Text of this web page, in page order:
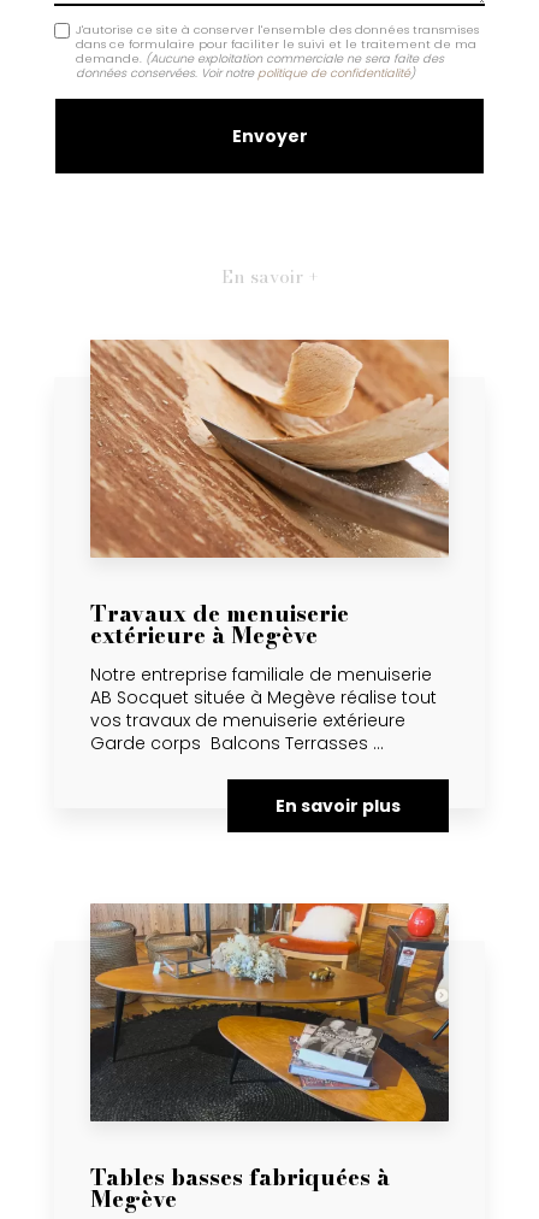
J'autorise ce site à conserver l'ensemble des données transmises
dans ce formulaire pour faciliter le suivi et le traitement de ma
demande. (Aucune exploitation commerciale ne sera faite des
données conservées. Voir notre politique de confidentialité)
En savoir +
Travaux de menuiserie
extérieure à Megève
Notre entreprise familiale de menuiserie
AB Socquet située à Megève réalise tout
vos travaux de menuiserie extérieure
Garde corps Balcons Terrasses ...
En savoir plus
Tables basses fabriquées à
Megève